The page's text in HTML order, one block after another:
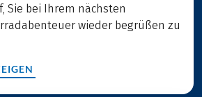
Sie bei Ihrem nächsten
wieder begrüßen zu